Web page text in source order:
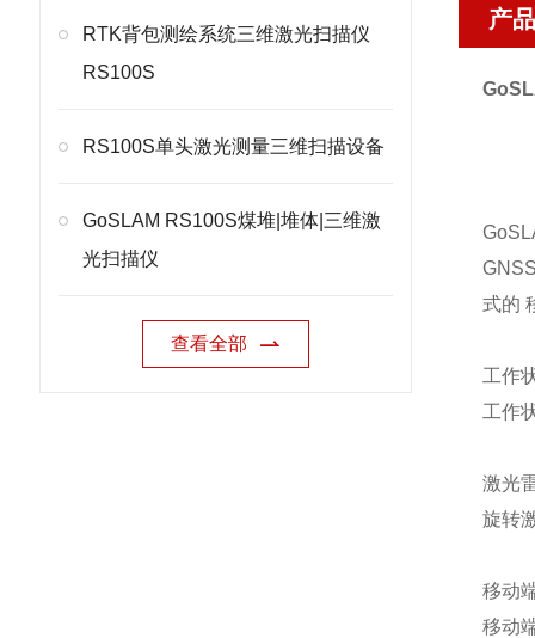
RTK背包测绘系统三维激光扫描仪
RS100S
RS100S单头激光测量三维扫描设备
GoSLAM RS100S煤堆|堆体|三维激
光扫描仪
查看全部
产
式的
工作
工作
激光
旋转
移动
移动